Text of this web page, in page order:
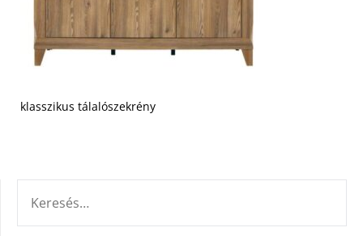
klasszikus tálalószekrény